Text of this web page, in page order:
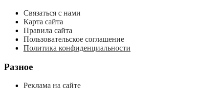
Связаться с нами
Карта сайта
Правила сайта
Пользовательское соглашение
Политика конфиденциальности
Разное
Реклама на сайте